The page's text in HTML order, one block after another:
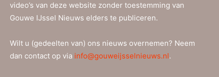
video’s van deze website zonder toestemming van
Gouwe IJssel Nieuws elders te publiceren.
Wilt u (gedeelten van) ons nieuws overnemen? Neem
dan contact op via info@gouweijsselnieuws.nl.